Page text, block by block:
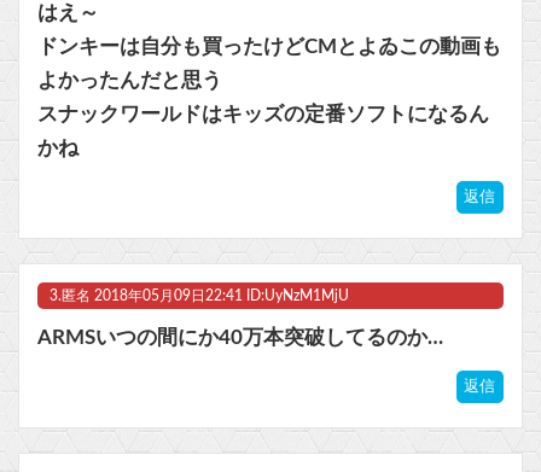
ビットコイン再び1600万円へ。ドル円は147円に
Powered by livedoor 相互RSS
はえ～
ドンキーは自分も買ったけどCMとよゐこの動画も
よかったんだと思う
スナックワールドはキッズの定番ソフトになるん
かね
返信
3. 匿名 2018年05月09日22:41 ID:UyNzM1MjU
ARMSいつの間にか40万本突破してるのか…
返信